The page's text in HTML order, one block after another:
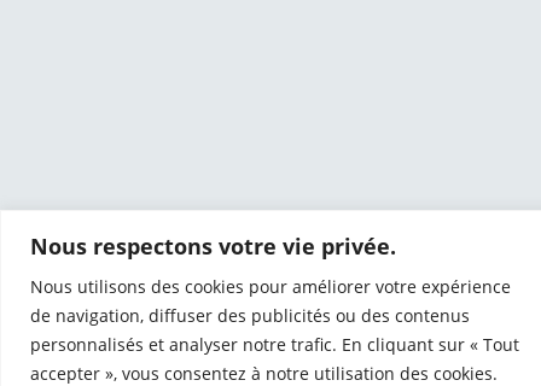
Nous respectons votre vie privée.
Nous utilisons des cookies pour améliorer votre expérience
de navigation, diffuser des publicités ou des contenus
personnalisés et analyser notre trafic. En cliquant sur « Tout
accepter », vous consentez à notre utilisation des cookies.